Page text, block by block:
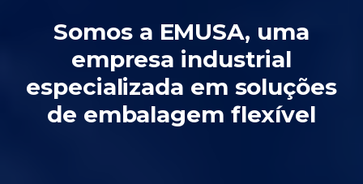
Somos a EMUSA, uma
empresa industrial
especializada em soluções
de embalagem flexível